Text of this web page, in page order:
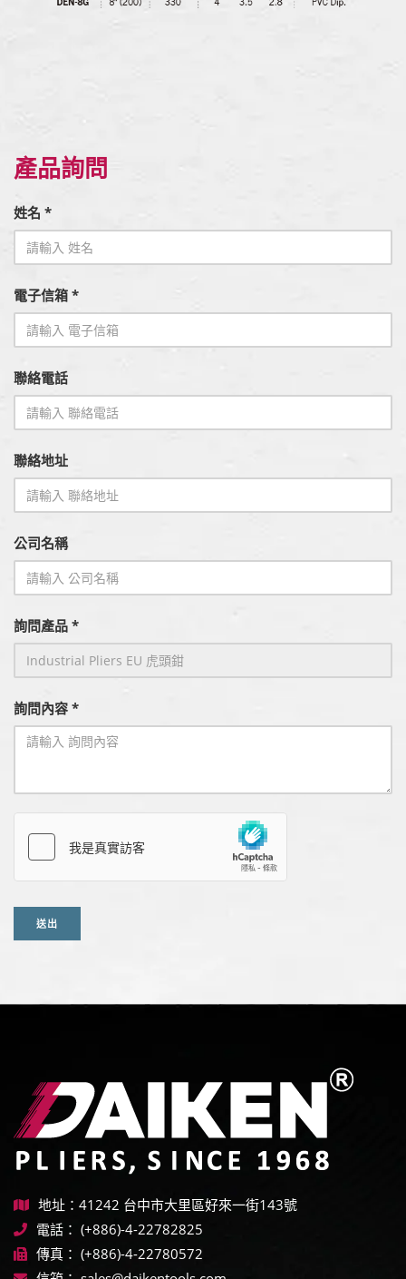
產品詢問
姓名 *
電子信箱 *
聯絡電話
聯絡地址
公司名稱
詢問產品 *
詢問內容 *
送出
地址：41242 台中市大里區好來一街143號
電話： (+886)-4-22782825
傳真： (+886)-4-22780572